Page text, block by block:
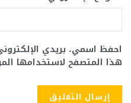
احفظ اسمي، بريدي
هذا المتصفح لاستخدامها